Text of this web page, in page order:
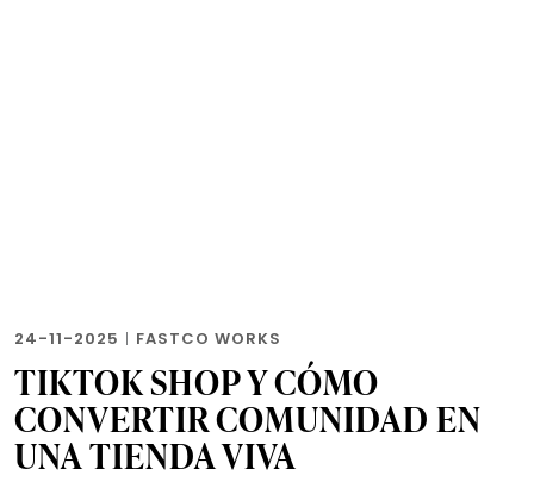
24-11-2025 | FASTCO WORKS
TIKTOK SHOP Y CÓMO
CONVERTIR COMUNIDAD EN
UNA TIENDA VIVA